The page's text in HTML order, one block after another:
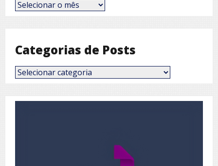
Posts
por
Categorias de Posts
Categorias
de